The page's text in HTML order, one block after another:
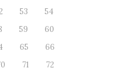
53
54
59
60
65
66
71
72